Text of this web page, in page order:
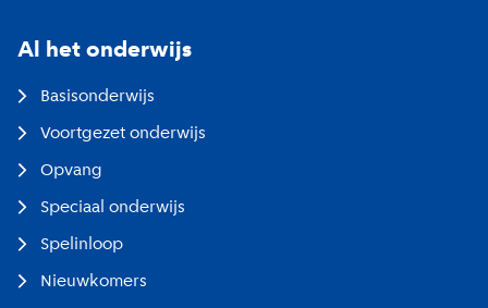
Al het onderwijs
Basisonderwijs
Voortgezet onderwijs
Opvang
Speciaal onderwijs
Spelinloop
Nieuwkomers